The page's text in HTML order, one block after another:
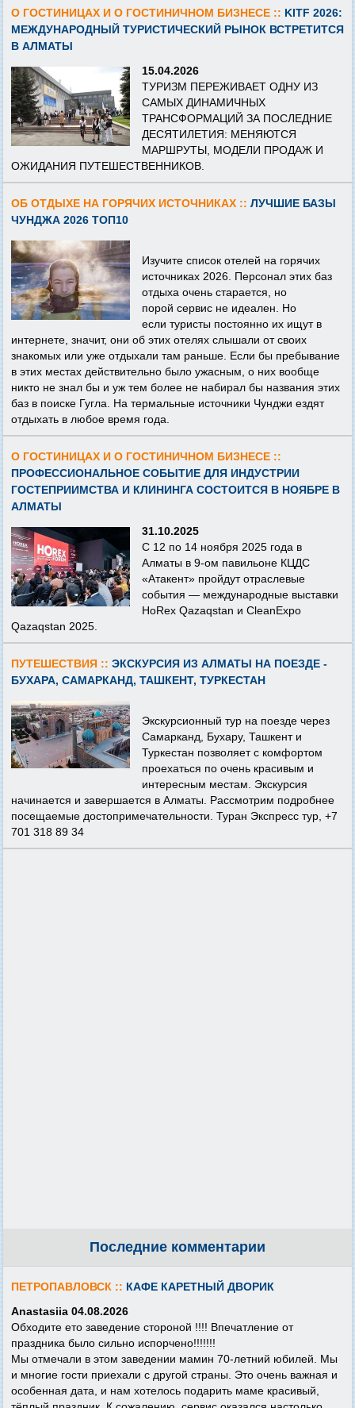
О ГОСТИНИЦАХ И О ГОСТИНИЧНОМ БИЗНЕСЕ :: KITF 2026:
МЕЖДУНАРОДНЫЙ ТУРИСТИЧЕСКИЙ РЫНОК ВСТРЕТИТСЯ
В АЛМАТЫ
15.04.2026
ТУРИЗМ ПЕРЕЖИВАЕТ ОДНУ ИЗ
САМЫХ ДИНАМИЧНЫХ
ТРАНСФОРМАЦИЙ ЗА ПОСЛЕДНИЕ
ДЕСЯТИЛЕТИЯ: МЕНЯЮТСЯ
МАРШРУТЫ, МОДЕЛИ ПРОДАЖ И
ОЖИДАНИЯ ПУТЕШЕСТВЕННИКОВ.
ОБ ОТДЫХЕ НА ГОРЯЧИХ ИСТОЧНИКАХ :: ЛУЧШИЕ БАЗЫ
ЧУНДЖА 2026 ТОП10
Изучите список отелей на горячих
источниках 2026. Персонал этих баз
отдыха очень старается, но
порой сервис не идеален. Но
если туристы постоянно их ищут в
интернете, значит, они об этих отелях слышали от своих
знакомых или уже отдыхали там раньше. Если бы пребывание
в этих местах действительно было ужасным, о них вообще
никто не знал бы и уж тем более не набирал бы названия этих
баз в поиске Гугла. На термальные источники Чунджи ездят
отдыхать в любое время года.
О ГОСТИНИЦАХ И О ГОСТИНИЧНОМ БИЗНЕСЕ ::
ПРОФЕССИОНАЛЬНОЕ СОБЫТИЕ ДЛЯ ИНДУСТРИИ
ГОСТЕПРИИМСТВА И КЛИНИНГА СОСТОИТСЯ В НОЯБРЕ В
АЛМАТЫ
31.10.2025
С 12 по 14 ноября 2025 года в
Алматы в 9-ом павильоне КЦДС
«Атакент» пройдут отраслевые
события — международные выставки
HoRex Qazaqstan и CleanExpo
Qazaqstan 2025.
ПУТЕШЕСТВИЯ :: ЭКСКУРСИЯ ИЗ АЛМАТЫ НА ПОЕЗДЕ -
БУХАРА, САМАРКАНД, ТАШКЕНТ, ТУРКЕСТАН
Экскурсионный тур на поезде через
Самарканд, Бухару, Ташкент и
Туркестан позволяет с комфортом
проехаться по очень красивым и
интересным местам. Экскурсия
начинается и завершается в Алматы. Рассмотрим подробнее
посещаемые достопримечательности. Туран Экспресс тур, +7
701 318 89 34
Последние комментарии
ПЕТРОПАВЛОВСК :: КАФЕ КАРЕТНЫЙ ДВОРИК
Anastasiia 04.08.2026
Обходите ето заведение стороной !!!! Впечатление от
праздника было сильно испорчено!!!!!!!
Мы отмечали в этом заведении мамин 70-летний юбилей. Мы
и многие гости приехали с другой страны. Это очень важная и
особенная дата, и нам хотелось подарить маме красивый,